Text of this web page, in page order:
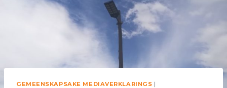
GEMEENSKAPSAKE MEDIAVERKLARINGS |